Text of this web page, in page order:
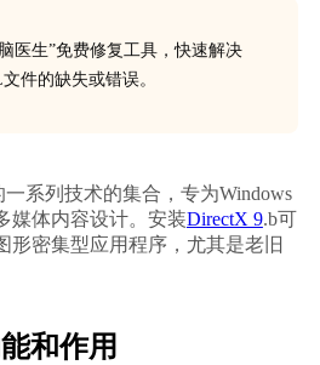
医生”免费修复工具，快速解决
件的缺失或错误。
系列技术的集合，专为Windows
媒体内容设计。安装DirectX 9.b可
形密集型应用程序，尤其是老旧
和作用